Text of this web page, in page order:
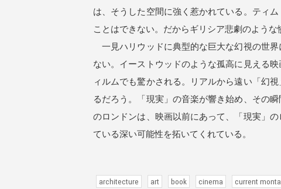
は、そうした空間に強く惹かれている。ティ
ことはできない。だからギリシア悲劇のよう
一見ハリウッドに典型的な巨大な幻視の世
ない。イーストウッドのような孤高に見える
ィルムでも驚かされる。リアルから遠い「幻
るだろう。「現実」の音楽が響き始め、その
のロンドンは、映画以前にあって、「現実」
ている深い可能性を拓いてくれている。
architecture art book cinema current